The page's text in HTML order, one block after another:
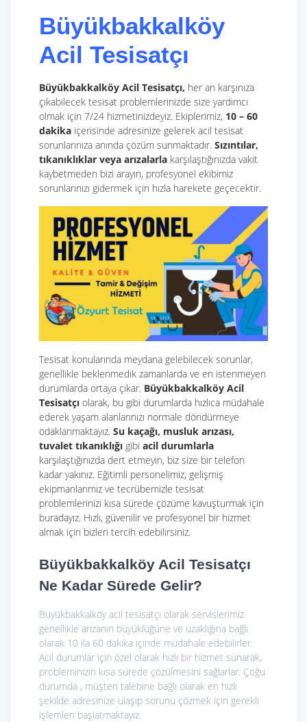
Büyükbakkalköy
Acil Tesisatçı
Büyükbakkalköy Acil Tesisatçı, her an karşınıza
çıkabilecek tesisat problemlerinizde size yardımcı
olmak için 7/24 hizmetinizdeyiz. Ekiplerimiz, 10 – 60
dakika içerisinde adresinize gelerek acil tesisat
sorunlarınıza anında çözüm sunmaktadır. Sızıntılar,
tıkanıklıklar veya arızalarla karşılaştığınızda vakit
kaybetmeden bizi arayın, profesyonel ekibimiz
sorunlarınızı gidermek için hızla harekete geçecektir.
Tesisat konularında meydana gelebilecek sorunlar,
genellikle beklenmedik zamanlarda ve en istenmeyen
durumlarda ortaya çıkar. Büyükbakkalköy Acil
Tesisatçı olarak, bu gibi durumlarda hızlıca müdahale
ederek yaşam alanlarınızı normale döndürmeye
odaklanmaktayız. Su kaçağı, musluk arızası,
tuvalet tıkanıklığı gibi acil durumlarla
karşılaştığınızda dert etmeyin, biz size bir telefon
kadar yakınız. Eğitimli personelimiz, gelişmiş
ekipmanlarımız ve tecrübemizle tesisat
problemlerinizi kısa sürede çözüme kavuşturmak için
buradayız. Hızlı, güvenilir ve profesyonel bir hizmet
almak için bizleri tercih edebilirsiniz.
Büyükbakkalköy Acil Tesisatçı
Ne Kadar Sürede Gelir?
Büyükbakkalköy acil tesisatçı olarak servislerimiz
genellikle arızanın büyüklüğüne ve uzaklığına bağlı
olarak 10 ila 60 dakika içinde müdahale edebilirler.
Acil durumlar için özel olarak hızlı bir hizmet sunarak,
probleminizin kısa sürede çözülmesini sağlarlar. Çoğu
durumda , müşteri talebine bağlı olarak en hızlı
şekilde adresinize ulaşıp sorunu çözmek için gerekli
işlemleri başlatmaktayız.